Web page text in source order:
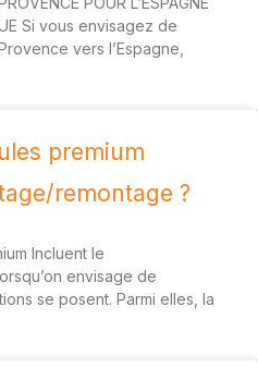
Si vous envisagez de
vers l’Espagne,
premium
remontage ?
Incluent le
envisage de
se posent. Parmi elles, la